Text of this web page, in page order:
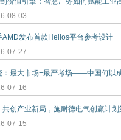
08-03
AMD发布首款Helios平台参考设计
07-27
07-16
07-15